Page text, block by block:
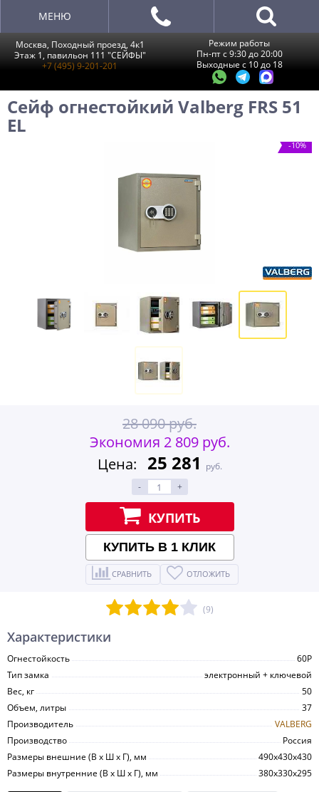
Москва, Походный проезд, 4к1
Этаж 1, павильон 111 "СЕЙФЫ"
+7 (495) 9-201-201
Режим работы
Пн-пт с 9:30 до 20:00
Выходные с 10 до 18
МЕНЮ
Сейф огнестойкий Valberg FRS 51
EL
-10%
28 090 руб.
Экономия 2 809 руб.
Цена:
25 281
руб.
-
+
КУПИТЬ
КУПИТЬ В 1 КЛИК
СРАВНИТЬ ОТЛОЖИТЬ
(9)
Характеристики
Огнестойкость
60P
Тип замка
электронный + ключевой
Вес, кг
50
Объем, литры
37
Производитель
VALBERG
Производство
Россия
Размеры внешние (В х Ш х Г), мм
490х430х430
Размеры внутренние (В х Ш х Г), мм
380х330х295